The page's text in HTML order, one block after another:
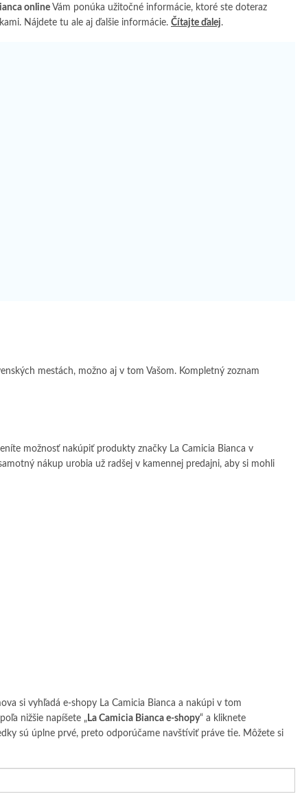
online Vám ponúka užitočné informácie, ktoré ste doteraz
Nájdete tu ale aj ďalšie informácie. Čítajte ďalej.
mestách, možno aj v tom Vašom. Kompletný zoznam
možnosť nakúpiť produkty značky La Camicia Bianca v
nákup urobia už radšej v kamennej predajni, aby si mohli
si vyhľadá e-shopy La Camicia Bianca a nakúpi v tom
nižšie napíšete „ La Camicia Bianca e-shopy“ a kliknete
sú úplne prvé, preto odporúčame navštíviť práve tie. Môžete si